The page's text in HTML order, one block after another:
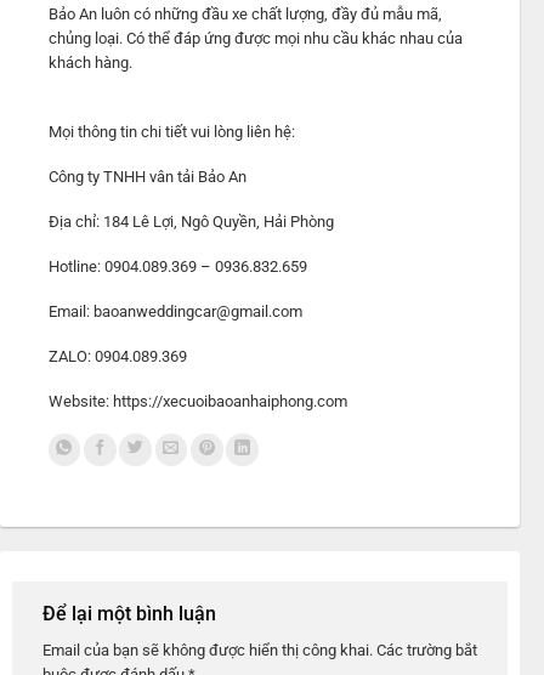
Bảo An luôn có những đầu xe chất lượng, đầy đủ mẫu mã,
chủng loại. Có thể đáp ứng được mọi nhu cầu khác nhau của
khách hàng.
Mọi thông tin chi tiết vui lòng liên hệ:
Công ty TNHH vân tải Bảo An
Địa chỉ: 184 Lê Lợi, Ngô Quyền, Hải Phòng
Hotline: 0904.089.369 – 0936.832.659
Email: baoanweddingcar@gmail.com
ZALO: 0904.089.369
Website: https://xecuoibaoanhaiphong.com
Để lại một bình luận
Email của bạn sẽ không được hiển thị công khai. Các trường bắt